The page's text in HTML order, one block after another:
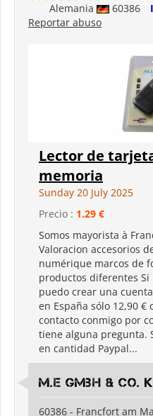
Alemania 60386
Reportar abuso
Lector de
memoria
Sunday 20 July 2025
Precio : 1.29 €
Somos mayorista à
Valoracion accesorios
numérique marcos de
productos diferentes
puedo crear una
en España sólo 12,90 €
contacto conmigo por
tiene alguna pregunta.
en cantidad Paypal...
M.E GmbH & Co.
60386 - Francfort am